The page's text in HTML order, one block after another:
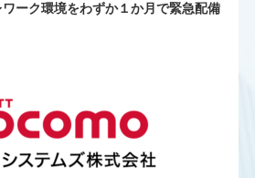
ーク環境をわずか１か月で緊急配備